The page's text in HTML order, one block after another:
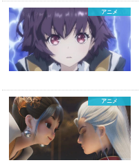
アニメ
アニメ